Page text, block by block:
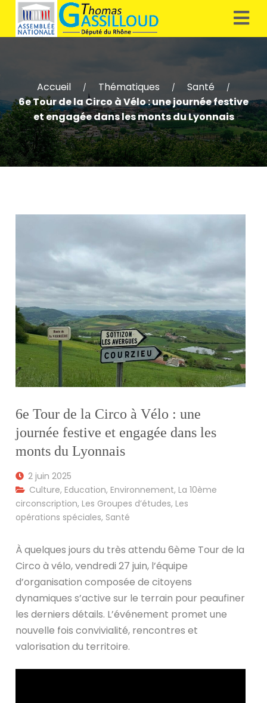
Accueil / Thématiques / Santé /
6e Tour de la Circo à Vélo : une journée festive
et engagée dans les monts du Lyonnais
6e Tour de la Circo à Vélo : une
journée festive et engagée dans les
monts du Lyonnais
2 juin 2025
Culture,Education,Environnement,La 10ème
circonscription,Les Groupes d’études,Les
opérations spéciales, Santé
À quelques jours du très attendu 6ème Tour de la
Circo à vélo, vendredi 27 juin, l’équipe
d’organisation composée de citoyens
dynamiques s’active sur le terrain pour peaufiner
les derniers détails. L’événement promet une
nouvelle fois convivialité, rencontres et
valorisation du territoire.